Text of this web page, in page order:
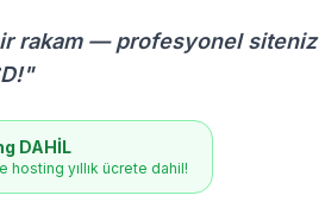
rakam — profesyonel siteniz
DAHİL
hosting yıllık ücrete dahil!